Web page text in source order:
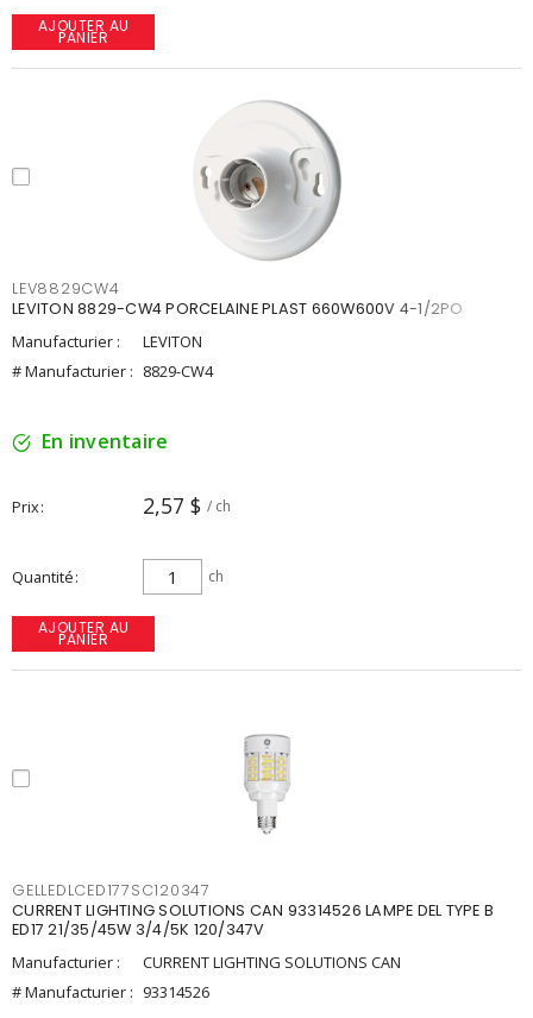
AJOUTER AU
PANIER
LEV8829CW4
LEVITON 8829-CW4 PORCELAINE PLAST 660W600V 4-1/2PO
Manufacturier :
LEVITON
# Manufacturier : 8829-CW4
En inventaire
Prix 2,57 $ / ch
Quantité ch
AJOUTER AU
PANIER
GELLEDLCED177SC120347
CURRENT LIGHTING SOLUTIONS CAN 93314526 LAMPE DEL TYPE B
ED17 21/35/45W 3/4/5K 120/347V
Manufacturier :
CURRENT LIGHTING SOLUTIONS CAN
# Manufacturier : 93314526